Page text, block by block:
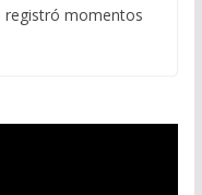
registró momentos